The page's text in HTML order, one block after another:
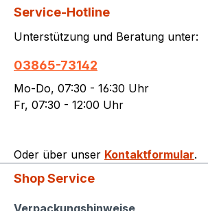
Service-Hotline
Unterstützung und Beratung unter:
03865-73142
Mo-Do, 07:30 - 16:30 Uhr
Fr, 07:30 - 12:00 Uhr
Oder über unser Kontaktformular.
Shop Service
Shop Service